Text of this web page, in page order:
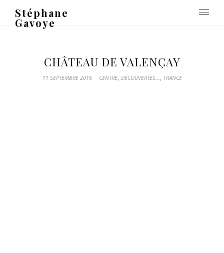
Stéphane
Gavoye
CHÂTEAU DE VALENÇAY
11 SEPTEMBRE 2016 CENTRE, DÉCOUVERTES..., FRANCE